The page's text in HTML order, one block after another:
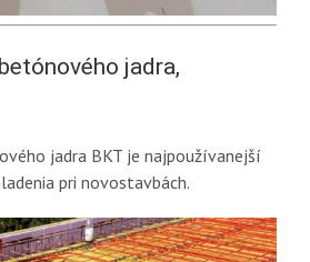
jadra,
jadra BKT je najpoužívanejší
pri novostavbách.